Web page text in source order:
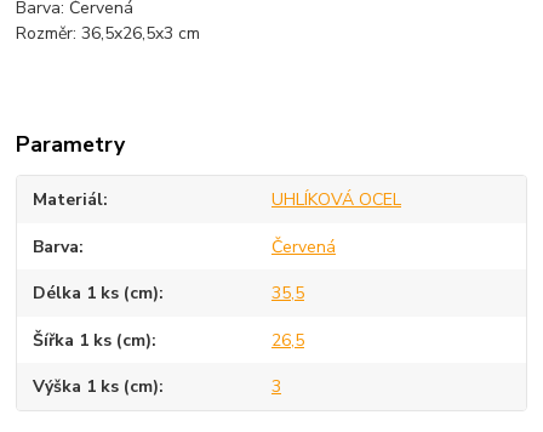
Barva: Červená
Rozměr: 36,5x26,5x3 cm
Parametry
Materiál UHLÍKOVÁ OCEL
Barva Červená
Délka 1 ks (cm) 35,5
Šířka 1 ks (cm) 26,5
Výška 1 ks (cm) 3